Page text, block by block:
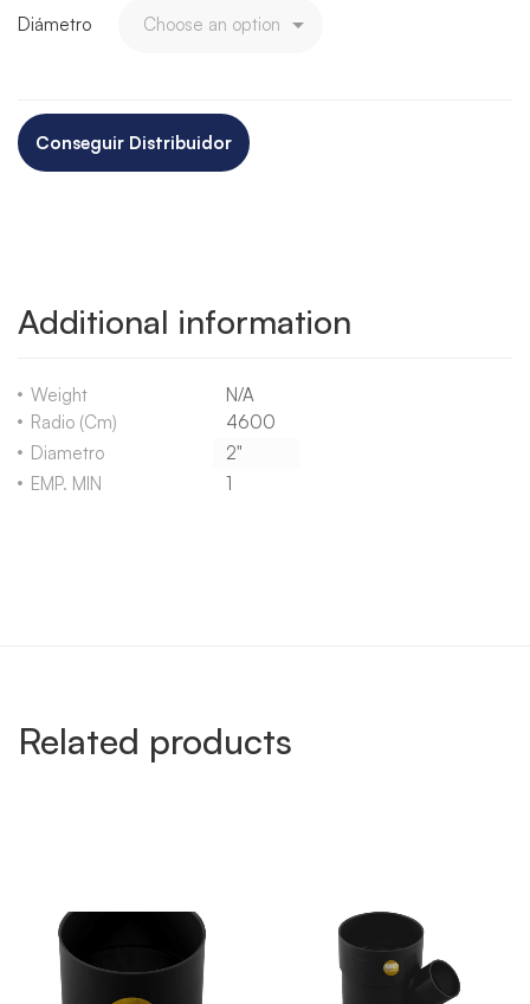
Diámetro
Conseguir Distribuidor
Additional information
Weight
N/A
Radio (cm)
4600
Diametro
2"
EMP. MIN
1
Related products